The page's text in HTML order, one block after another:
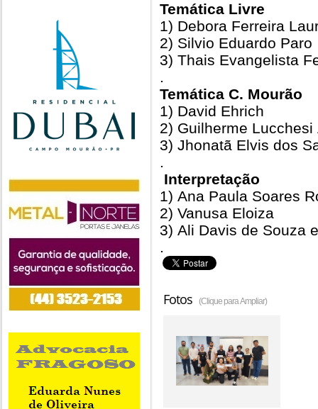
Temática Livre
1) Debora Ferreira
2) Silvio Eduardo Paro
3) Thais Evangelista
.
Temática C. Mourão
1) David Ehrich
2) Guilherme Lucchesi
3) Jhonatã Elvis dos
.
Interpretação
1) Ana Paula Soares
2) Vanusa Eloiza
3) Ali Davis de Souza
.
Fotos (Clique para Ampliar)